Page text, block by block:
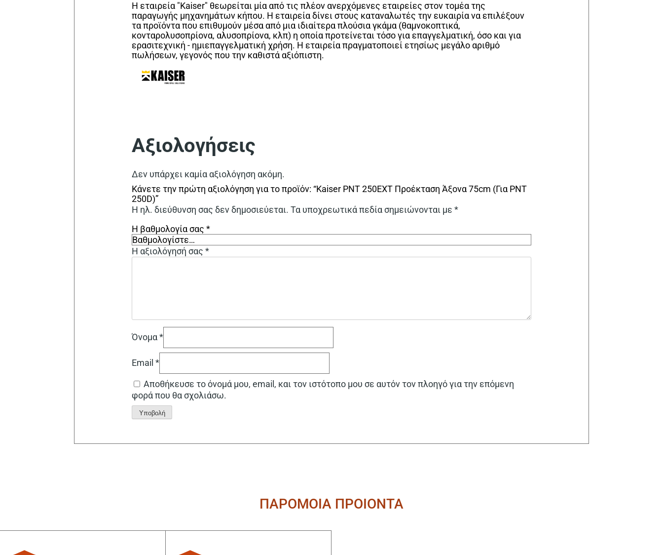
Η εταιρεία "Kaiser" θεωρείται μία από τις πλέον ανερχόμενες εταιρείες στον τομέα της
παραγωγής μηχανημάτων κήπου. Η εταιρεία δίνει στους καταναλωτές την ευκαιρία να επιλέξουν
τα προϊόντα που επιθυμούν μέσα από μια ιδιαίτερα πλούσια γκάμα (θαμνοκοπτικά,
κονταρολυσοπρίονα, αλυσοπρίονα, κλπ) η οποία προτείνεται τόσο για επαγγελματική, όσο και για
ερασιτεχνική - ημιεπαγγελματική χρήση. Η εταιρεία πραγματοποιεί ετησίως μεγάλο αριθμό
πωλήσεων, γεγονός που την καθιστά αξιόπιστη.
Αξιολογήσεις
Δεν υπάρχει καμία αξιολόγηση ακόμη.
Κάνετε την πρώτη αξιολόγηση για το προϊόν: “Kaiser PNT 250EXT Προέκταση Άξονα 75cm (Για PNT
250D)”
Η ηλ. διεύθυνση σας δεν δημοσιεύεται. Τα υποχρεωτικά πεδία σημειώνονται με*
Η βαθμολογία σας*
Η αξιολόγησή σας*
Όνομα*
Email*
Αποθήκευσε το όνομά μου, email, και τον ιστότοπο μου σε αυτόν τον πλοηγό για την επόμενη
φορά που θα σχολιάσω.
ΠΑΡΟΜΟΙΑ ΠΡΟΙΟΝΤΑ